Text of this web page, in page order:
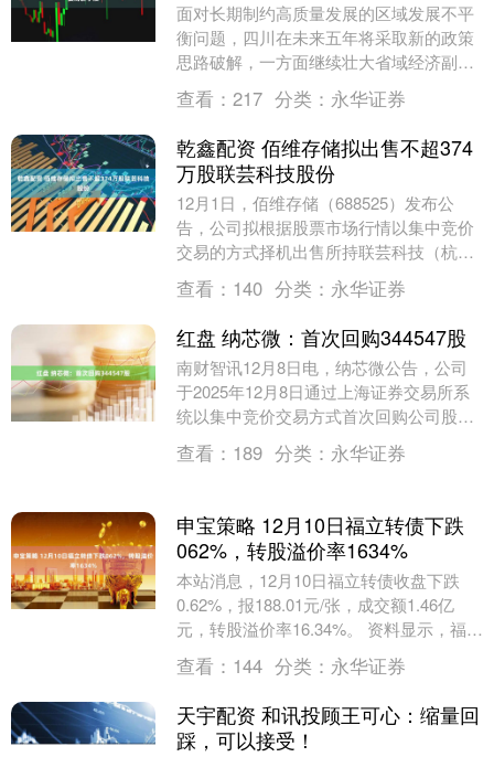
面对长期制约高质量发展的区域发展不平
衡问题，四川在未来五年将采取新的政策
思路破解，一方面继续壮大省域经济副中
心形成次级支撑，另一方面则以流域经
济、通道经济推动区....
查看： 217 分类： 永华证券
乾鑫配资 佰维存储拟出售不超374
万股联芸科技股份
12月1日，佰维存储（688525）发布公
告，公司拟根据股票市场行情以集中竞价
交易的方式择机出售所持联芸科技（杭
州）股份有限公司（688449）部分或全部
股票，....
查看： 140 分类： 永华证券
红盘 纳芯微：首次回购344547股
南财智讯12月8日电，纳芯微公告，公司
于2025年12月8日通过上海证券交易所系
统以集中竞价交易方式首次回购公司股份
344,547股，占公司总股本的比例为0.2....
查看： 189 分类： 永华证券
申宝策略 12月10日福立转债下跌
062%，转股溢价率1634%
本站消息，12月10日福立转债收盘下跌
0.62%，报188.01元/张，成交额1.46亿
元，转股溢价率16.34%。 资料显示，福立
转债信用级别为“AA-”，债....
查看： 144 分类： 永华证券
天宇配资 和讯投顾王可心：缩量回
踩，可以接受！